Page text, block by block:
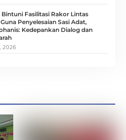
Fasilitasi Rakor Lintas
Penyelesaian Sasi Adat,
Kedepankan Dialog dan
2026